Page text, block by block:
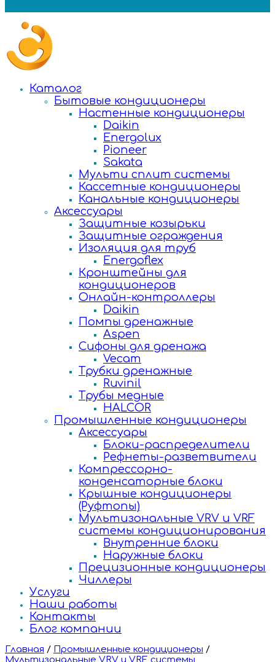
Каталог
Бытовые кондиционеры
Настенные кондиционеры
Daikin
Energolux
Pioneer
Sakata
Мульти сплит системы
Кассетные кондиционеры
Канальные кондиционеры
Аксессуары
Защитные козырьки
Защитные ограждения
Изоляция для труб
Energoflex
Кронштейны для
кондиционеров
Онлайн-контроллеры
Daikin
Помпы дренажные
Aspen
Сифоны для дренажа
Vecam
Трубки дренажные
Ruvinil
Трубы медные
HALCOR
Промышленные кондиционеры
Аксессуары
Блоки-распределители
Рефнеты-разветвители
Компрессорно-
конденсаторные блоки
Крышные кондиционеры
(Руфтопы)
Мультизональные VRV и VRF
системы кондиционирования
Внутренние блоки
Наружные блоки
Прецизионные кондиционеры
Чиллеры
Услуги
Наши работы
Контакты
Блог компании
Главная / Промышленные кондиционеры /
Мультизональные VRV и VRF системы